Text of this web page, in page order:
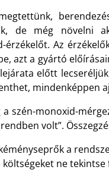
de még növelni
érzékelőt. Az
azt a gyártó
előtt
mindenképpen
szén-monoxid-
volt”.
a
ne